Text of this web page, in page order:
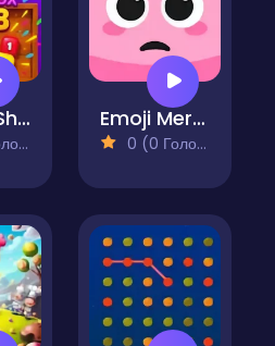
Bubble Shoot Merge Box 2048 Emoji Merge
0 (0 Голосів)